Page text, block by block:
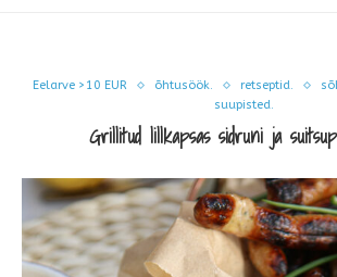
Eelarve >10 EUR õhtusöök. retseptid.
suupisted.
Grillitud lillkapsas sidruni ja